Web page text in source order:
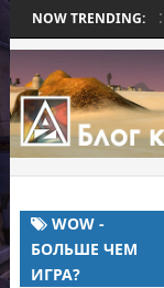
NOW TRENDING:
WOW -
БОЛЬШЕ ЧЕМ
ИГРА?